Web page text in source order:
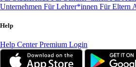
Unternehmen Für Lehrer*innen Für Eltern
Help
Help CenterPremium Login